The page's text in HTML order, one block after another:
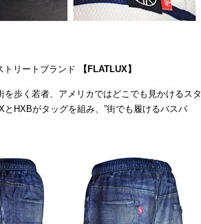
トリートブランド 【FLATLUX】
歩く若者、アメリカではどこでも見かけるスタ
HXBがタッグを組み、”街でも履けるバスパ